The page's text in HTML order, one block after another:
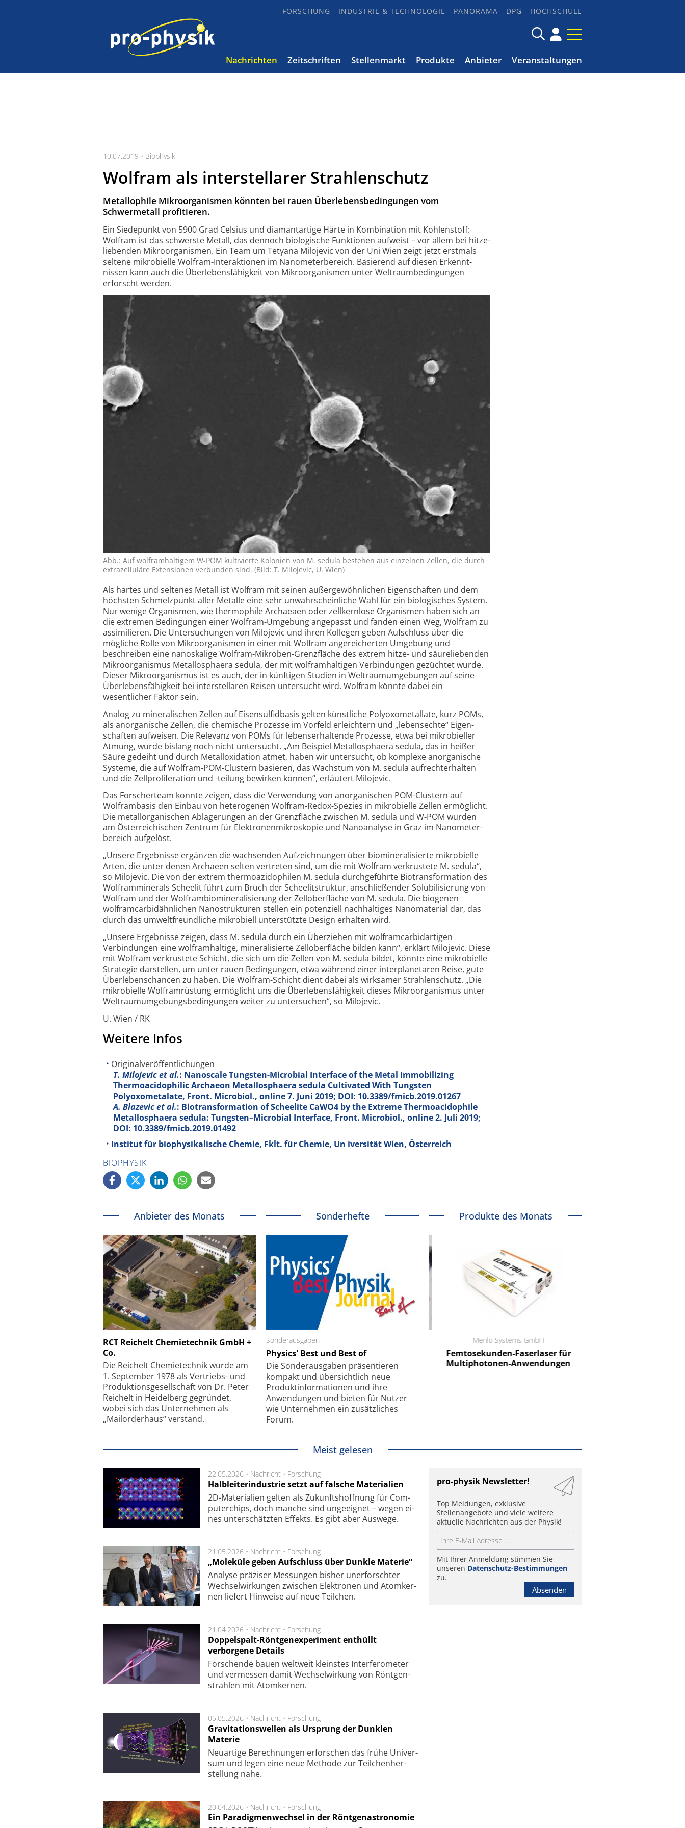
FORSCHUNG INDUSTRIE & TECHNOLOGIE PANORAMA DPG HOCHSCHULE
Nachrichten Zeitschriften Stellenmarkt Produkte Anbieter Veranstaltungen
10.07.2019 • Biophysik
Wolfram als interstellarer Strahlenschutz
Metallophile Mikroorganismen könnten bei rauen Überlebensbedingungen vom
Schwermetall profitieren.
Ein Siedepunkt von 5900 Grad Celsius und diamant­artige Härte in Kombination mit Kohlenstoff:
Wolfram ist das schwerste Metall, das dennoch biologische Funktionen aufweist – vor allem bei hitze­
liebenden Mikro­organismen. Ein Team um Tetyana Milojevic von der Uni Wien zeigt jetzt erstmals
seltene mikro­bielle Wolfram-Interaktionen im Nanometer­bereich. Basierend auf diesen Erkennt­
nissen kann auch die Überlebens­fähigkeit von Mikro­organismen unter Weltraum­bedingungen
erforscht werden.
Abb.: Auf wolframhaltigem W-POM kultivierte Kolonien von M. sedula bestehen aus einzelnen Zellen, die durch
extrazelluläre Extensionen verbunden sind. (Bild: T. Milojevic, U. Wien)
Als hartes und seltenes Metall ist Wolfram mit seinen außer­gewöhnlichen Eigen­schaften und dem
höchsten Schmelz­punkt aller Metalle eine sehr unwahr­scheinliche Wahl für ein biolo­gisches System.
Nur wenige Organismen, wie thermophile Archaeaen oder zell­kern­lose Organismen haben sich an
die extremen Bedingungen einer Wolfram-Umgebung angepasst und fanden einen Weg, Wolfram zu
assimilieren. Die Unter­suchungen von Milojevic und ihren Kollegen geben Aufschluss über die
mögliche Rolle von Mikro­organismen in einer mit Wolfram angereicherten Umgebung und
beschreiben eine nano­skalige Wolfram-Mikroben-Grenz­fläche des extrem hitze- und säure­liebenden
Mikro­organismus Metallo­sphaera sedula, der mit wolframh­altigen Verbindungen gezüchtet wurde.
Dieser Mikro­organismus ist es auch, der in künftigen Studien in Weltraum­umgebungen auf seine
Überlebens­fähigkeit bei inter­stellaren Reisen untersucht wird. Wolfram könnte dabei ein
wesentlicher Faktor sein.
Analog zu mineralischen Zellen auf Eisen­sulfid­basis gelten künstliche Poly­oxo­metallate, kurz POMs,
als anorganische Zellen, die chemische Prozesse im Vorfeld erleichtern und „lebensechte“ Eigen­
schaften aufweisen. Die Relevanz von POMs für lebens­erhaltende Prozesse, etwa bei mikro­bieller
Atmung, wurde bislang noch nicht untersucht. „Am Beispiel Metallo­sphaera sedula, das in heißer
Säure gedeiht und durch Metall­oxidation atmet, haben wir untersucht, ob komplexe anorganische
Systeme, die auf Wolfram-POM-Clustern basieren, das Wachstum von M. sedula aufrecht­erhalten
und die Zell­prolife­ration und -teilung bewirken können“, erläutert Milojevic.
Das Forscherteam konnte zeigen, dass die Verwendung von anorganischen POM-Clustern auf
Wolframbasis den Einbau von heterogenen Wolfram-Redox-Spezies in mikrobielle Zellen ermöglicht.
Die metall­organischen Ablagerungen an der Grenzfläche zwischen M. sedula und W-POM wurden
am Öster­reichischen Zentrum für Elektronen­mikroskopie und Nanoanalyse in Graz im Nanometer­
bereich aufgelöst.
„Unsere Ergebnisse ergänzen die wachsenden Aufzeichnungen über biominerali­sierte mikrobielle
Arten, die unter denen Archaeen selten vertreten sind, um die mit Wolfram verkrustete M. sedula“,
so Milojevic. Die von der extrem thermo­azido­philen M. sedula durchgeführte Biotrans­for­mation des
Wolfram­minerals Scheelit führt zum Bruch der Scheelit­struktur, anschließender Solubili­sierung von
Wolfram und der Wolfram­biominerali­sierung der Zell­ober­fläche von M. sedula. Die biogenen
wolfram­carbid­ähnlichen Nano­strukturen stellen ein potenziell nachhaltiges Nano­material dar, das
durch das umwelt­freundliche mikrobiell unter­stützte Design erhalten wird.
„Unsere Ergebnisse zeigen, dass M. sedula durch ein Überziehen mit wolfram­carbid­artigen
Verbindungen eine wolfram­haltige, minerali­sierte Zell­ober­fläche bilden kann“, erklärt Milojevic. Diese
mit Wolfram verkrustete Schicht, die sich um die Zellen von M. sedula bildet, könnte eine mikrobielle
Strategie darstellen, um unter rauen Bedingungen, etwa während einer inter­planetaren Reise, gute
Überlebenschancen zu haben. Die Wolfram-Schicht dient dabei als wirksamer Strahlen­schutz. „Die
mikro­bielle Wolfram­rüstung ermöglicht uns die Überlebens­fähigkeit dieses Mikro­organismus unter
Weltraum­umgebungs­bedingungen weiter zu untersuchen“, so Milojevic.
U. Wien / RK
Weitere Infos
Originalveröffentlichungen
T. Milojevic et al.: Nanoscale Tungsten-Microbial Interface of the Metal Immobilizing
Thermoacidophilic Archaeon Metallosphaera sedula Cultivated With Tungsten
Polyoxometalate, Front. Microbiol., online 7. Juni 2019; DOI: 10.3389/fmicb.2019.01267
A. Blazevic et al.: Biotransformation of Scheelite CaWO4 by the Extreme Thermoacidophile
Metallosphaera sedula: Tungsten–Microbial Interface, Front. Microbiol., online 2. Juli 2019;
DOI: 10.3389/fmicb.2019.01492
Institut für biophysikalische Chemie, Fklt. für Chemie, Un iversität Wien, Österreich
BIOPHYSIK
Anbieter des Monats
RCT Reichelt Chemietechnik GmbH +
Co.
Die Reichelt Chemietechnik wurde am
1. September 1978 als Vertriebs- und
Produktionsgesellschaft von Dr. Peter
Reichelt in Heidelberg gegründet,
wobei sich das Unternehmen als
„Mailorderhaus“ verstand.
Sonderhefte
Sonderausgaben
Physics' Best und Best of
Die Sonder­ausgaben präsentieren
kompakt und übersichtlich neue
Produkt­informationen und ihre
Anwendungen und bieten für Nutzer
wie Unternehmen ein zusätzliches
Forum.
Produkte des Monats
Schäfter + Kirchhoff GmbH
Feinfokussierungsmechanismus
Elektronenmikroskopie auf
kleinstem Raum
Menlo Systems GmbH
Femtosekunden-Faserlaser für
Multiphotonen-Anwendungen
Meist gelesen
22.05.2026 • Nachricht • Forschung
Halbleiterindustrie setzt auf falsche Materialien
2D-Mate­ri­a­li­en gel­ten als Zu­kunfts­hoff­nung für Com­
pu­ter­chips, doch man­che sind un­ge­eig­net – we­gen ei­
nes un­ter­schätz­ten Ef­fekts. Es gibt aber Aus­we­ge.
21.05.2026 • Nachricht • Forschung
„Moleküle geben Aufschluss über Dunkle Materie“
Analyse prä­zi­ser Mes­sung­en bis­her un­er­for­schter
Wech­sel­wir­kung­en zwi­schen Elek­tro­nen und Atom­ker­
nen lie­fert Hin­wei­se auf neue Teil­chen.
21.04.2026 • Nachricht • Forschung
Doppelspalt-Röntgenexperiment enthüllt
verborgene Details
For­schen­de bau­en welt­weit kleins­tes In­ter­fe­ro­me­ter
und ver­mes­sen da­mit Wech­sel­wir­kung von Rönt­gen­
strah­len mit Atom­ker­nen.
05.05.2026 • Nachricht • Forschung
Gravitationswellen als Ursprung der Dunklen
Materie
Neu­artige Be­rech­nung­en er­for­schen das frü­he Uni­ver­
sum und legen eine neue Me­tho­de zur Teil­chen­her­
stel­lung nahe.
20.04.2026 • Nachricht • Forschung
Ein Paradigmenwechsel in der Röntgenastronomie
pro-physik Newsletter!
Top Meldungen, exklusive
Stellenangebote und viele weitere
aktuelle Nachrichten aus der Physik!
Mit Ihrer Anmeldung stimmen Sie
unseren Datenschutz-Bestimmungen
zu.
Absenden